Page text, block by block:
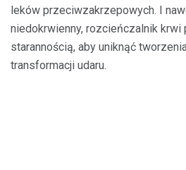
leków przeciwzakrzepowych. I
niedokrwienny, rozcieńczalnik krwi
starannością, aby uniknąć
transformacji udaru.